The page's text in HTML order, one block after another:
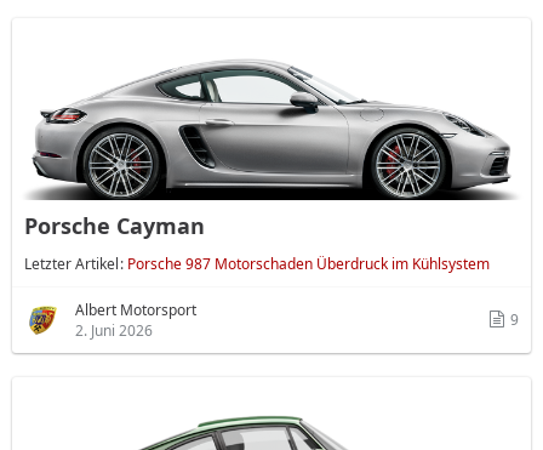
Porsche Cayman
Letzter Artikel Porsche 987 Motorschaden Überdruck im Kühlsystem
Albert Motorsport
2. Juni 2026
9